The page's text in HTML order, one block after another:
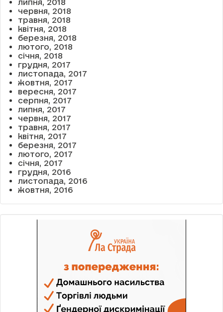
липня, 2018
червня, 2018
травня, 2018
квітня, 2018
березня, 2018
лютого, 2018
січня, 2018
грудня, 2017
листопада, 2017
жовтня, 2017
вересня, 2017
серпня, 2017
липня, 2017
червня, 2017
травня, 2017
квітня, 2017
березня, 2017
лютого, 2017
січня, 2017
грудня, 2016
листопада, 2016
жовтня, 2016